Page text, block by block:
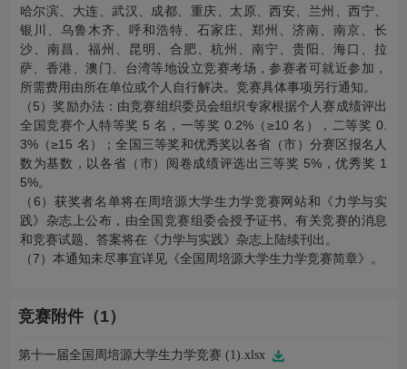
哈尔滨、大连、武汉、成都、重庆、太原、西安、兰州、西宁、
银川、乌鲁木齐、呼和浩特、石家庄、郑州、济南、南京、长
沙、南昌、福州、昆明、合肥、杭州、南宁、贵阳、海口、拉
萨、香港、澳门、台湾等地设立竞赛考场，参赛者可就近参加，
所需费用由所在单位或个人自行解决。竞赛具体事项另行通知。
（5）奖励办法：由竞赛组织委员会组织专家根据个人赛成绩评出
全国竞赛个人特等奖 5 名，一等奖 0.2%（≥10 名），二等奖 0.
3%（≥15 名）；全国三等奖和优秀奖以各省（市）分赛区报名人
数为基数，以各省（市）阅卷成绩评选出三等奖 5%，优秀奖 1
5%。
（6）获奖者名单将在周培源大学生力学竞赛网站和《力学与实
践》杂志上公布，由全国竞赛组委会授予证书。有关竞赛的消息
和竞赛试题、答案将在《力学与实践》杂志上陆续刊出。
（7）本通知未尽事宜详见《全国周培源大学生力学竞赛简章》。
竞赛附件（1）
第十一届全国周培源大学生力学竞赛 (1).xlsx